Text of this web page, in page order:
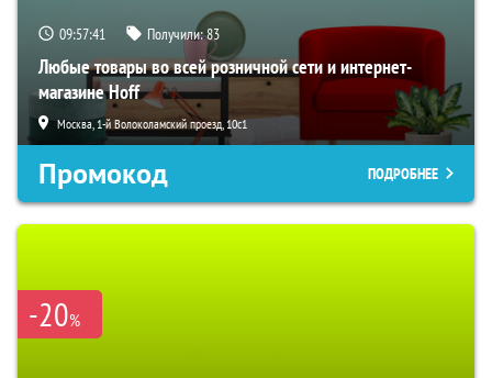
09:57:40 Получили:83
Любые товары во всей розничной сети и интернет-
магазине Hoff
Москва, 1-й Волоколамский проезд, 10с1
Промокод ПОДРОБНЕЕ
-20%